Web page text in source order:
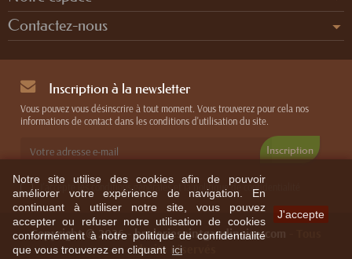
Contactez-nous
Notre site utilise des cookies afin de pouvoir
améliorer votre expérience de navigation. En
continuant à utiliser notre site, vous pouvez
accepter ou refuser notre utilisation de cookies
conformément à notre politique de confidentialité
que vous trouverez en cliquant ici
J'accepte
Inscription à la newsletter
Vous pouvez vous désinscrire à tout moment. Vous trouverez pour cela nos
informations de contact dans les conditions d'utilisation du site.
J'accepte les conditions générales et la politique de confidentialité
Copyright © 2026 - bruleriesaintgaudinoise.com
droits réservés